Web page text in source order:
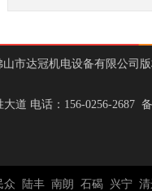
山市达冠机电设备有限公司
道 电话：156-0256-2687
众 陆丰 南朗 石碣 兴宁